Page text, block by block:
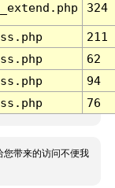
324
211
62
94
76
您带来的访问不便我